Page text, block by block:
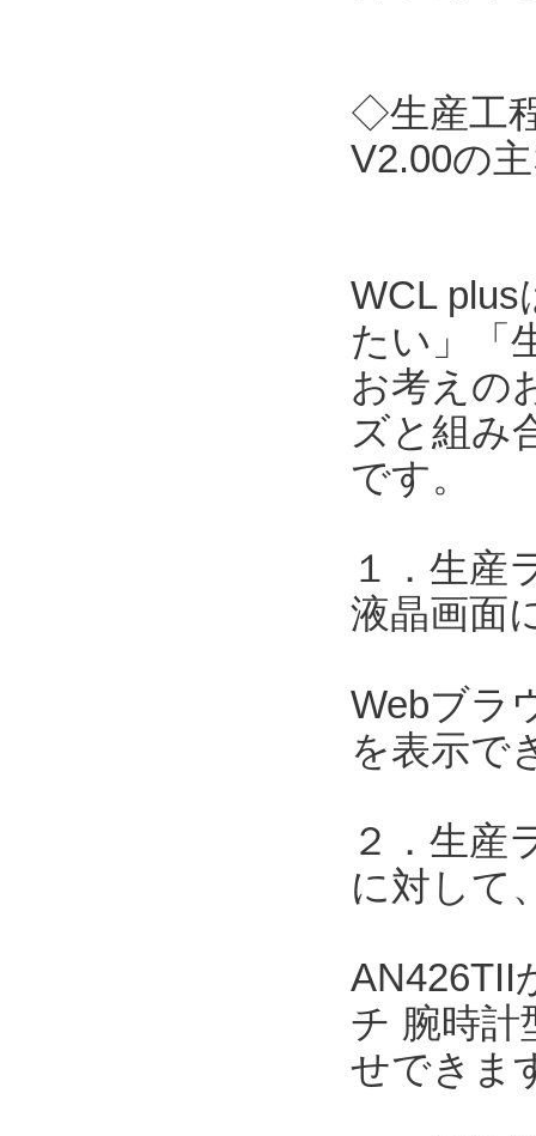
◇生産工
V2.00の
WCL plus
たい」「
お考えの
ズと組み
です。
１．生産
液晶画面
Webブラ
を表示で
２．生産
に対して
AN426TII
チ 腕時計
せできま